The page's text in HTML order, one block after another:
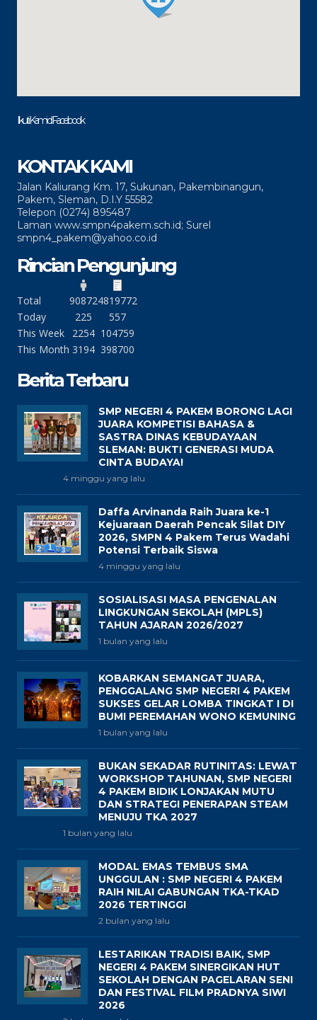
Ikuti Kami di Facebook
KONTAK KAMI
Jalan Kaliurang Km. 17, Sukunan, Pakembinangun,
Pakem, Sleman, D.I.Y 55582
Telepon (0274) 895487
Laman www.smpn4pakem.sch.id; Surel
smpn4_pakem@yahoo.co.id
Rincian Pengunjung
Total 908724819772
Today
225
557
This Week
2254 104759
This Month 3194 398700
Berita Terbaru
SMP NEGERI 4 PAKEM BORONG LAGI
JUARA KOMPETISI BAHASA &
SASTRA DINAS KEBUDAYAAN
SLEMAN: BUKTI GENERASI MUDA
CINTA BUDAYA!
4 minggu yang lalu
Daffa Arvinanda Raih Juara ke-1
Kejuaraan Daerah Pencak Silat DIY
2026, SMPN 4 Pakem Terus Wadahi
Potensi Terbaik Siswa
4 minggu yang lalu
SOSIALISASI MASA PENGENALAN
LINGKUNGAN SEKOLAH (MPLS)
TAHUN AJARAN 2026/2027
1 bulan yang lalu
KOBARKAN SEMANGAT JUARA,
PENGGALANG SMP NEGERI 4 PAKEM
SUKSES GELAR LOMBA TINGKAT I DI
BUMI PEREMAHAN WONO KEMUNING
1 bulan yang lalu
BUKAN SEKADAR RUTINITAS: LEWAT
WORKSHOP TAHUNAN, SMP NEGERI
4 PAKEM BIDIK LONJAKAN MUTU
DAN STRATEGI PENERAPAN STEAM
MENUJU TKA 2027
1 bulan yang lalu
MODAL EMAS TEMBUS SMA
UNGGULAN : SMP NEGERI 4 PAKEM
RAIH NILAI GABUNGAN TKA-TKAD
2026 TERTINGGI
2 bulan yang lalu
LESTARIKAN TRADISI BAIK, SMP
NEGERI 4 PAKEM SINERGIKAN HUT
SEKOLAH DENGAN PAGELARAN SENI
DAN FESTIVAL FILM PRADNYA SIWI
2026